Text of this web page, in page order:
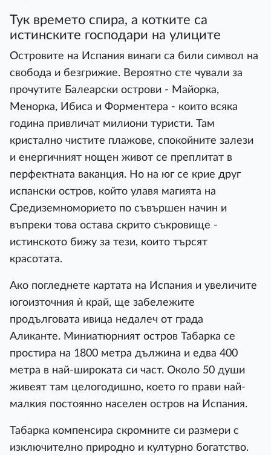
Тук времето спира, а котките са
истинските господари на улиците
Островите на Испания винаги са били символ на
свобода и безгрижие. Вероятно сте чували за
прочутите Балеарски острови - Майорка,
Менорка, Ибиса и Форментера - които всяка
година привличат милиони туристи. Там
кристално чистите плажове, спокойните залези
и енергичният нощен живот се преплитат в
перфектната ваканция. Но на юг се крие друг
испански остров, който улавя магията на
Средиземноморието по съвършен начин и
въпреки това остава скрито съкровище -
истинското бижу за тези, които търсят
красотата.
Ако погледнете картата на Испания и увеличите
югоизточния ѝ край, ще забележите
продълговата ивица недалеч от града
Аликанте. Миниатюрният остров Табарка се
простира на 1800 метра дължина и едва 400
метра в най-широката си част. Около 50 души
живеят там целогодишно, което го прави най-
малкия постоянно населен остров на Испания.
Табарка компенсира скромните си размери с
изключително природно и културно богатство.